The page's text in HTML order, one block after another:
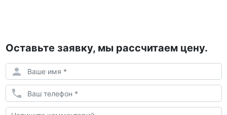
Оставьте заявку, мы рассчитаем цену.